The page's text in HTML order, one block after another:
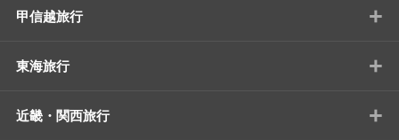
甲信越旅行 +
東海旅行 +
近畿・関西旅行 +